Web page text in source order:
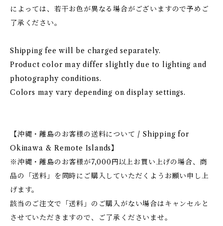
によっては、若干お色が異なる場合がございますので予めご
了承ください。
Shipping fee will be charged separately.
Product color may differ slightly due to lighting and
photography conditions.
Colors may vary depending on display settings.
【沖縄・離島のお客様の送料について / Shipping for
Okinawa & Remote Islands】
※沖縄・離島のお客様が7,000円以上お買い上げの場合、商
品の「送料」を同時にご購入していただくようお願い申し上
げます。
該当のご注文で「送料」のご購入がない場合はキャンセルと
させていただきますので、ご了承くださいませ。